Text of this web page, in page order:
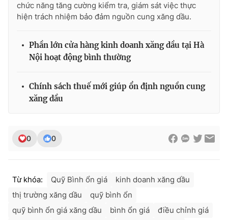
chức năng tăng cường kiểm tra, giám sát việc thực
hiện trách nhiệm bảo đảm nguồn cung xăng dầu.
Phần lớn cửa hàng kinh doanh xăng dầu tại Hà
Nội hoạt động bình thường
Chính sách thuế mới giúp ổn định nguồn cung
xăng dầu
0 0
Từ khóa: Quỹ Bình ổn giá
kinh doanh xăng dầu
thị trường xăng dầu
quỹ bình ổn
quỹ bình ổn giá xăng dầu
bình ổn giá
điều chỉnh giá